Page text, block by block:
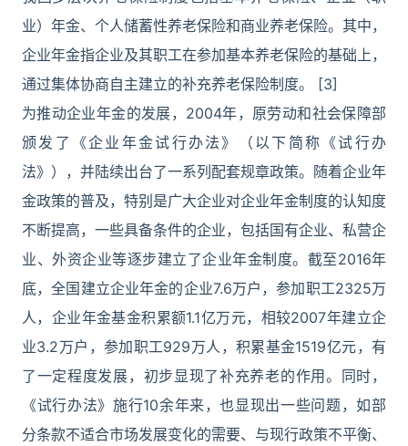
业）年金、个人储蓄性养老保险和商业养老保险。其中，
企业年金指企业及其职工在参加基本养老保险的基础上，
通过集体协商自主建立的补充养老保险制度。 [3]
为推动企业年金的发展，2004年，原劳动和社会保障部
颁发了《企业年金试行办法》（以下简称《试行办
法》），并陆续出台了一系列配套规章政策。随着企业年
金政策的普及，特别是广大企业对企业年金制度的认知度
不断提高，一些具备条件的企业，包括国有企业、私营企
业、外资企业等逐步建立了企业年金制度。截至2016年
底，全国建立企业年金的企业7.6万户，参加职工2325万
人，企业年金基金积累额1.1亿万元，相较2007年建立企
业3.2万户，参加职工929万人，积累基金1519亿元，有
了一定程度发展，初步显现了补充养老的作用。同时，
《试行办法》施行10余年来，也显现出一些问题，如部
分条款不适合市场发展变化的需要、与现行政策不平衡、